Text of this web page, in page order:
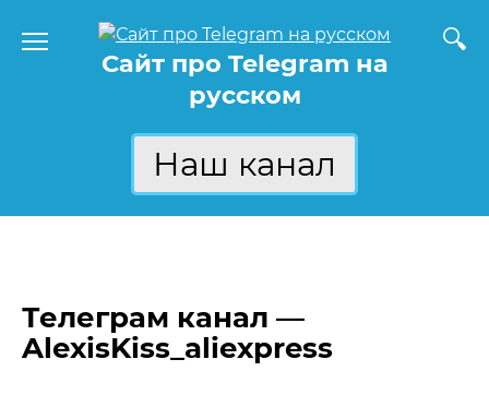
содержаниюСайт про Telegram на
русском
Наш канал
Телеграм канал —
AlexisKiss_aliexpress